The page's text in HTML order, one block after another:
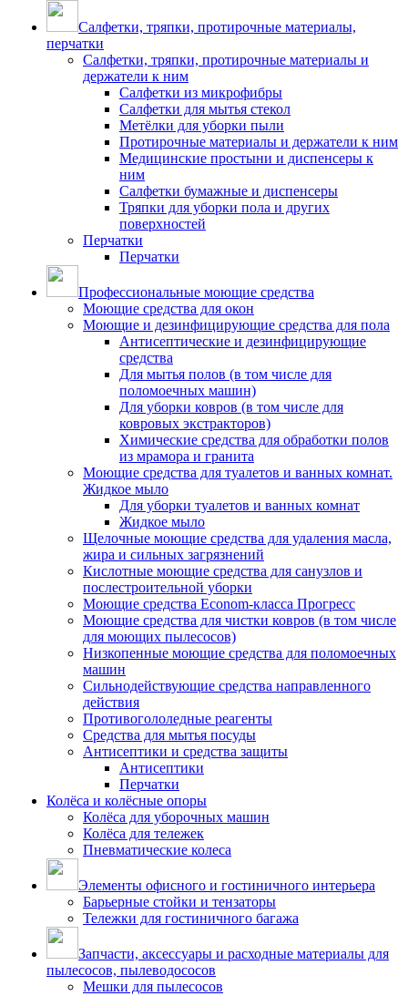
Салфетки, тряпки, протирочные материалы,
перчатки
Салфетки, тряпки, протирочные материалы и
держатели к ним
Салфетки из микрофибры
Салфетки для мытья стекол
Метёлки для уборки пыли
Протирочные материалы и держатели к ним
Медицинские простыни и диспенсеры к
ним
Салфетки бумажные и диспенсеры
Тряпки для уборки пола и других
поверхностей
Перчатки
Перчатки
Профессиональные моющие средства
Моющие средства для окон
Моющие и дезинфицирующие средства для пола
Антисептические и дезинфицирующие
средства
Для мытья полов (в том числе для
поломоечных машин)
Для уборки ковров (в том числе для
ковровых экстракторов)
Химические средства для обработки полов
из мрамора и гранита
Моющие средства для туалетов и ванных комнат.
Жидкое мыло
Для уборки туалетов и ванных комнат
Жидкое мыло
Щелочные моющие средства для удаления масла,
жира и сильных загрязнений
Кислотные моющие средства для санузлов и
послестроительной уборки
Моющие средства Econom-класса Прогресс
Моющие средства для чистки ковров (в том числе
для моющих пылесосов)
Низкопенные моющие средства для поломоечных
машин
Сильнодействующие средства направленного
действия
Противогололедные реагенты
Средства для мытья посуды
Антисептики и средства защиты
Антисептики
Перчатки
Колёса и колёсные опоры
Колёса для уборочных машин
Колёса для тележек
Пневматические колеса
Элементы офисного и гостиничного интерьера
Барьерные стойки и тензаторы
Тележки для гостиничного багажа
Запчасти, аксессуары и расходные материалы для
пылесосов, пылеводососов
Мешки для пылесосов